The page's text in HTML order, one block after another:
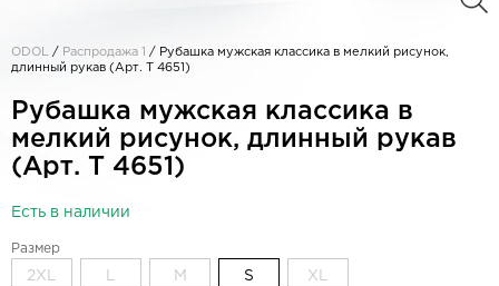
ODOL / Распродажа 1 / Рубашка мужская классика в мелкий рисунок,
длинный рукав (Арт. T 4651)
Рубашка мужская классика в
мелкий рисунок, длинный рукав
(Арт. T 4651)
Есть в наличии
Размер
2XL M S XL